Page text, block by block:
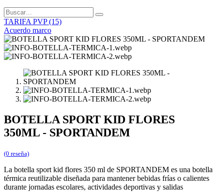
TARIFA PVP (15)
Acuerdo marco
BOTELLA SPORT KID FLORES
350ML - SPORTANDEM
(0 reseña)
La botella sport kid flores 350 ml de SPORTANDEM es una botella
térmica reutilizable diseñada para mantener bebidas frías o calientes
durante jornadas escolares, actividades deportivas y salidas